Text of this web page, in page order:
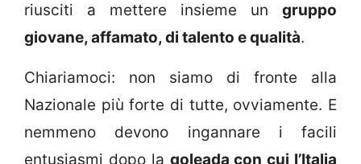
riusciti a mettere insieme un gruppo
giovane, affamato, di talento e qualità.
Chiariamoci: non siamo di fronte alla
Nazionale più forte di tutte, ovviamente. E
nemmeno devono ingannare i facili
entusiasmi dopo la goleada con cui l’Italia